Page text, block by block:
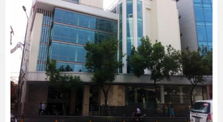
văn phòng cho thuê quận 3
văn phòng quận 1
văn phòng quận 3
cao ốc văn phòng quận 1